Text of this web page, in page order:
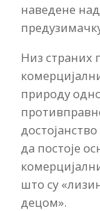
наведене
Низ страних
природу
да постоје
што су
децом».